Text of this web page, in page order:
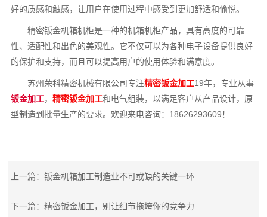
好的质感和触感，让用户在使用过程中感受到更加舒适和愉悦。
精密钣金机箱机柜是一种的机箱机柜产品，具有高度的可靠
性、适配性和出色的美观性。它不仅可以为各种电子设备提供良好
的保护和支持，而且可以提高用户的使用体验和满意度。
苏州荣科精密机械有限公司专注精密钣金加工19年，专业从事
钣金加工，精密钣金加工和电气组装，以满足客户从产品设计，原
型制造到批量生产的要求。欢迎来电咨询：18626293609！
上一篇：钣金机箱加工制造业不可或缺的关键一环
下一篇：精密钣金加工，别让细节拖垮你的竞争力